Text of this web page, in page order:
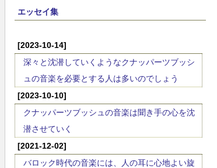
エッセイ集
[2023-10-14]
深々と沈潜していくようなクナッパーツブッシ
ュの音楽を必要とする人は多いのでしょう
[2023-10-10]
クナッパーツブッシュの音楽は聞き手の心を沈
潜させていく
[2021-12-02]
バロック時代の音楽には、人の耳に心地よい旋